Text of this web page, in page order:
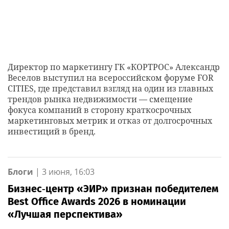
Директор по маркетингу ГК «КОРТРОС» Александр
Веселов выступил на всероссийском форуме FOR
CITIES, где представил взгляд на один из главных
трендов рынка недвижимости — смещение
фокуса компаний в сторону краткосрочных
маркетинговых метрик и отказ от долгосрочных
инвестиций в бренд.
Блоги | 3 июня, 16:03
Бизнес‑центр «ЭИР» признан победителем
Best Office Awards 2026 в номинации
«Лучшая перспектива»